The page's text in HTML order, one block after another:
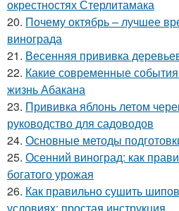
окрестностях Стерлитамака
20. Почему октябрь – лучшее
винограда
21. Весенняя прививка
22. Какие современные
жизнь Абакана
23. Прививка яблонь летом
руководство для садоводов
24. Основные методы
25. Осенний виноград: как
богатого урожая
26. Как правильно сушить